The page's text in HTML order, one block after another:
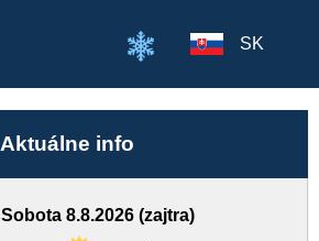
SK
Aktuálne info
Sobota 8.8.2026 (zajtra)